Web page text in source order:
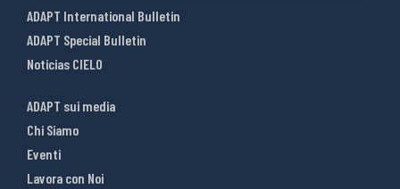
ADAPT International Bulletin
ADAPT Special Bulletin
Noticias CIELO
ADAPT sui media
Chi Siamo
Eventi
Lavora con Noi